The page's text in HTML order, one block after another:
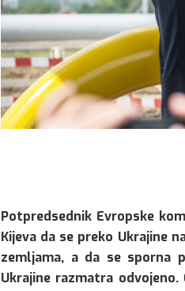
Potpredsednik Evropske
Kijeva da se preko Ukrajine
zemljama, a da se sporna
Ukrajine razmatra odvojeno.